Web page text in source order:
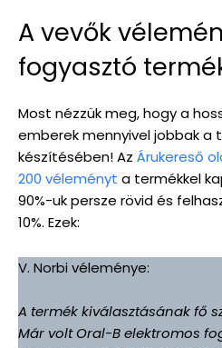
A vevők
fogyasztó
Most nézzük meg, hogy a
emberek mennyivel jobbak a
készítésében! Az Árukereső
200 véleményt a termékkel
90%-uk persze rövid és
10%. Ezek:
V. Norbi véleménye:
A termék kiválasztásának fő
Már volt Oral-B elektromos